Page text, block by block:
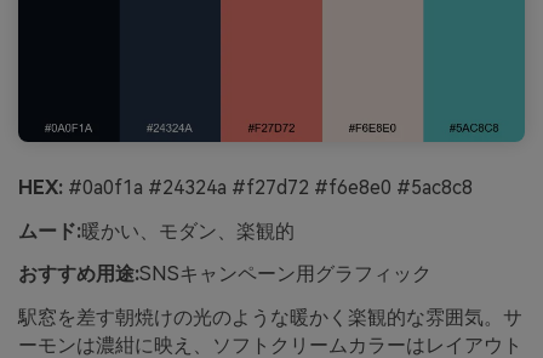
HEX: #0a0f1a #24324a #f27d72 #f6e8e0 #5ac8c8
ムード:暖かい、モダン、楽観的
おすすめ用途:SNSキャンペーン用グラフィック
駅窓を差す朝焼けの光のような暖かく楽観的な雰囲気。サ
ーモンは濃紺に映え、ソフトクリームカラーはレイアウト